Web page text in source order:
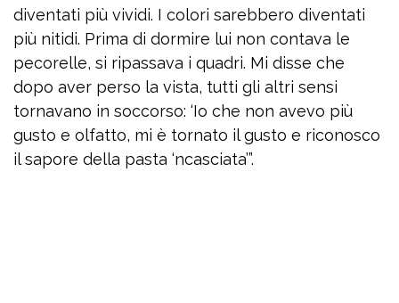
diventati più vividi. I colori sarebbero diventati
più nitidi. Prima di dormire lui non contava le
pecorelle, si ripassava i quadri. Mi disse che
dopo aver perso la vista, tutti gli altri sensi
tornavano in soccorso: ‘Io che non avevo più
gusto e olfatto, mi è tornato il gusto e riconosco
il sapore della pasta ‘ncasciata’”.